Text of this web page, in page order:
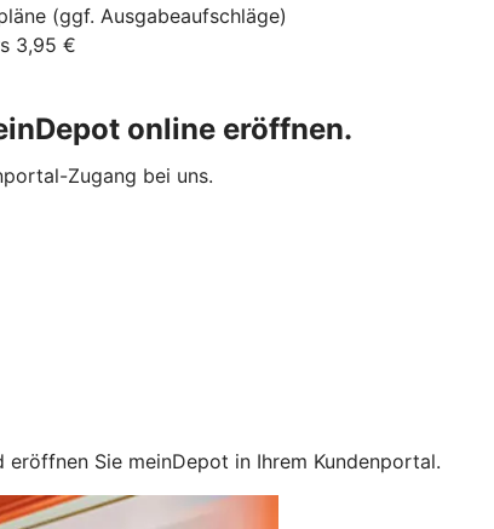
(ggf. Ausgabeaufschläge)
3,95 €
online eröffnen.
Zugang bei uns.
Sie meinDepot in Ihrem Kundenportal.